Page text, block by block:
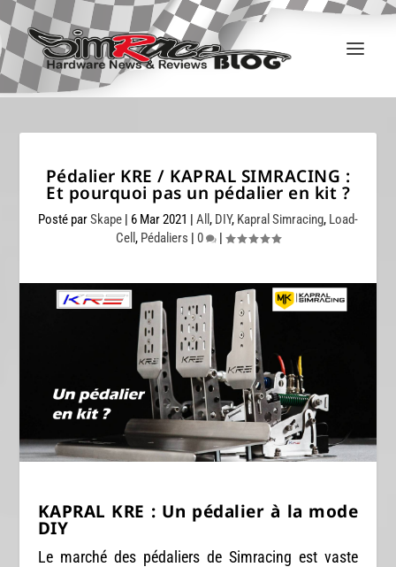
Pédalier KRE / KAPRAL SIMRACING :
Et pourquoi pas un pédalier en kit ?
Posté parSkape | 6 Mar 2021 | All , DIY, Kapral Simracing, Load-
Cell , Pédaliers | 0 |
KAPRAL KRE : Un pédalier à la mode
DIY
Le marché des pédaliers de Simracing est vaste